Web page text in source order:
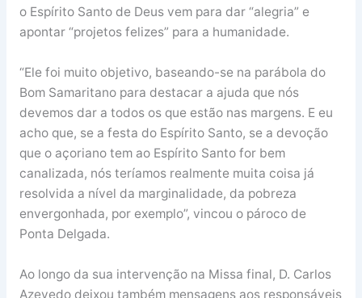
o Espírito Santo de Deus vem para dar “alegria” e
apontar “projetos felizes” para a humanidade.
“Ele foi muito objetivo, baseando-se na parábola do
Bom Samaritano para destacar a ajuda que nós
devemos dar a todos os que estão nas margens. E eu
acho que, se a festa do Espírito Santo, se a devoção
que o açoriano tem ao Espírito Santo for bem
canalizada, nós teríamos realmente muita coisa já
resolvida a nível da marginalidade, da pobreza
envergonhada, por exemplo”, vincou o pároco de
Ponta Delgada.
Ao longo da sua intervenção na Missa final, D. Carlos
Azevedo deixou também mensagens aos responsáveis